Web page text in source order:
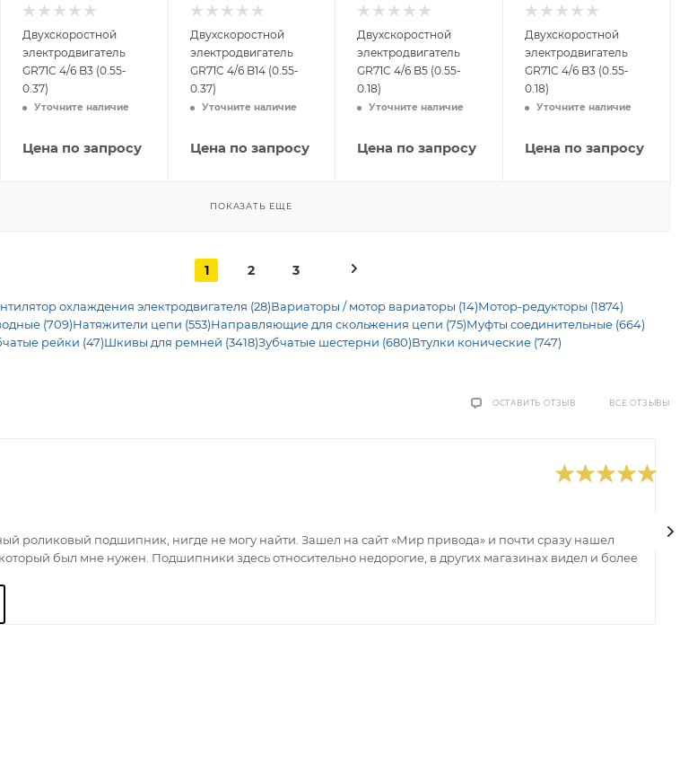
Двухскоростной
электродвигатель
GR71C 4/6 B3 (0.55-
0.37)
Уточните наличие
Цена по запросу
Двухскоростной
электродвигатель
GR71C 4/6 B14 (0.55-
0.37)
Уточните наличие
Цена по запросу
Двухскоростной
электродвигатель
GR71C 4/6 B5 (0.55-
0.18)
Уточните наличие
Цена по запросу
Двухскоростной
электродвигатель
GR71C 4/6 B3 (0.55-
0.18)
Уточните наличие
Цена по запросу
ПОКАЗАТЬ ЕЩЕ
1 2 3
охлаждения электродвигателя (28)Вариаторы / мотор вариаторы (14)Мотор-редукторы (1874)
(709)Натяжители цепи (553)Направляющие для скольжения цепи (75)Муфты соединительные (664)
рейки (47)Шкивы для ремней (3418)Зубчатые шестерни (680)Втулки конические (747)
ВСЕ ОТЗЫВЫ
ОСТАВИТЬ ОТЗЫВ
роликовый подшипник, нигде не могу найти. Зашел на сайт «Мир привода» и почти сразу нашел
был мне нужен. Подшипники здесь относительно недорогие, в других магазинах видел и более